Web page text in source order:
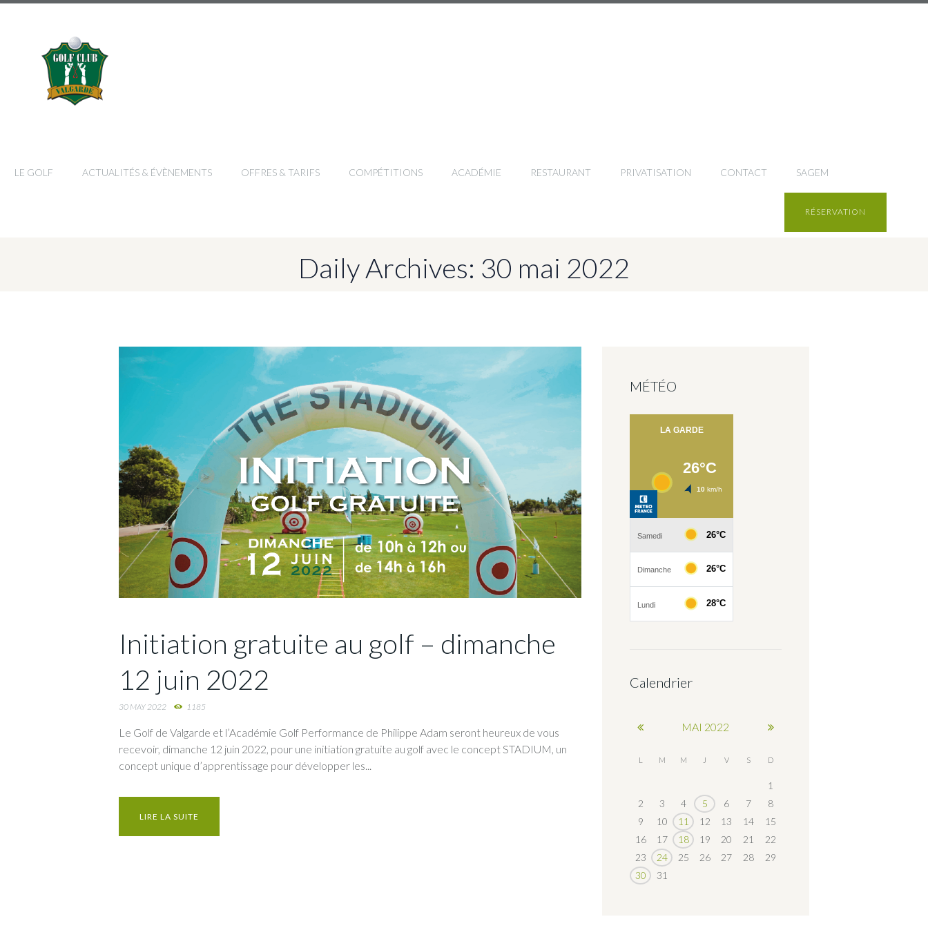
LE GOLF ACTUALITÉS & ÉVÈNEMENTS OFFRES & TARIFS COMPÉTITIONS ACADÉMIE RESTAURANT PRIVATISATION CONTACT SAGEM
RÉSERVATION
Daily Archives: 30 mai 2022
Initiation gratuite au golf – dimanche
12 juin 2022
30 MAY 2022 1185
Le Golf de Valgarde et l’Académie Golf Performance de Philippe Adam seront heureux de vous
recevoir, dimanche 12 juin 2022, pour une initiation gratuite au golf avec le concept STADIUM, un
concept unique d’apprentissage pour développer les...
LIRE LA SUITE
MÉTÉO
Calendrier
MAI 2022
L M M J V S D
1
2
3 4 5 6 7
8
9
10 11 12 13 14
15
16
17 18 19 20 21
22
23
24 25 26 27 28
29
30
31